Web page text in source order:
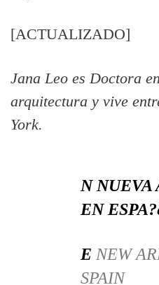
[ACTUALIZADO]
Jana Leo es Doctora
arquitectura y vive
York.
N NUEVA
EN
E NEW
SPAIN